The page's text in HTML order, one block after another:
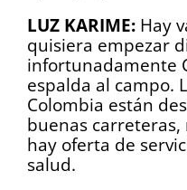
LUZ KARIME: Hay
quisiera empezar
infortunadamente
espalda al campo.
Colombia están
buenas
hay oferta de
salud.